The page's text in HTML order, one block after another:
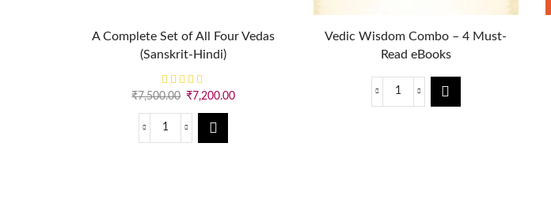
A Complete Set of All Four Vedas
(Sanskrit-Hindi)
₹7,500.00 ₹7,200.00
Vedic Wisdom Combo – 4 Must-
Read eBooks